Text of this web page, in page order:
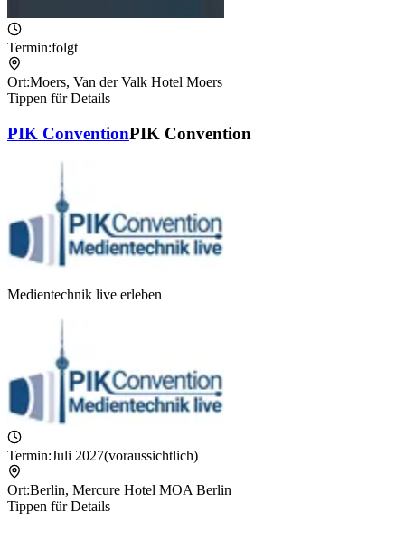
Termin:folgt
Ort:Moers, Van der Valk Hotel Moers
Tippen für Details
PIK ConventionPIK Convention
Medientechnik live erleben
Termin:Juli 2027(voraussichtlich)
Ort:Berlin, Mercure Hotel MOA Berlin
Tippen für Details